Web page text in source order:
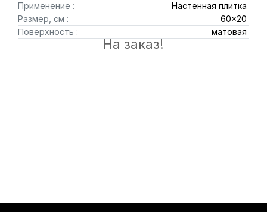
Применение :
Настенная плитка
Размер, см :
60x20
Поверхность :
матовая
На заказ!